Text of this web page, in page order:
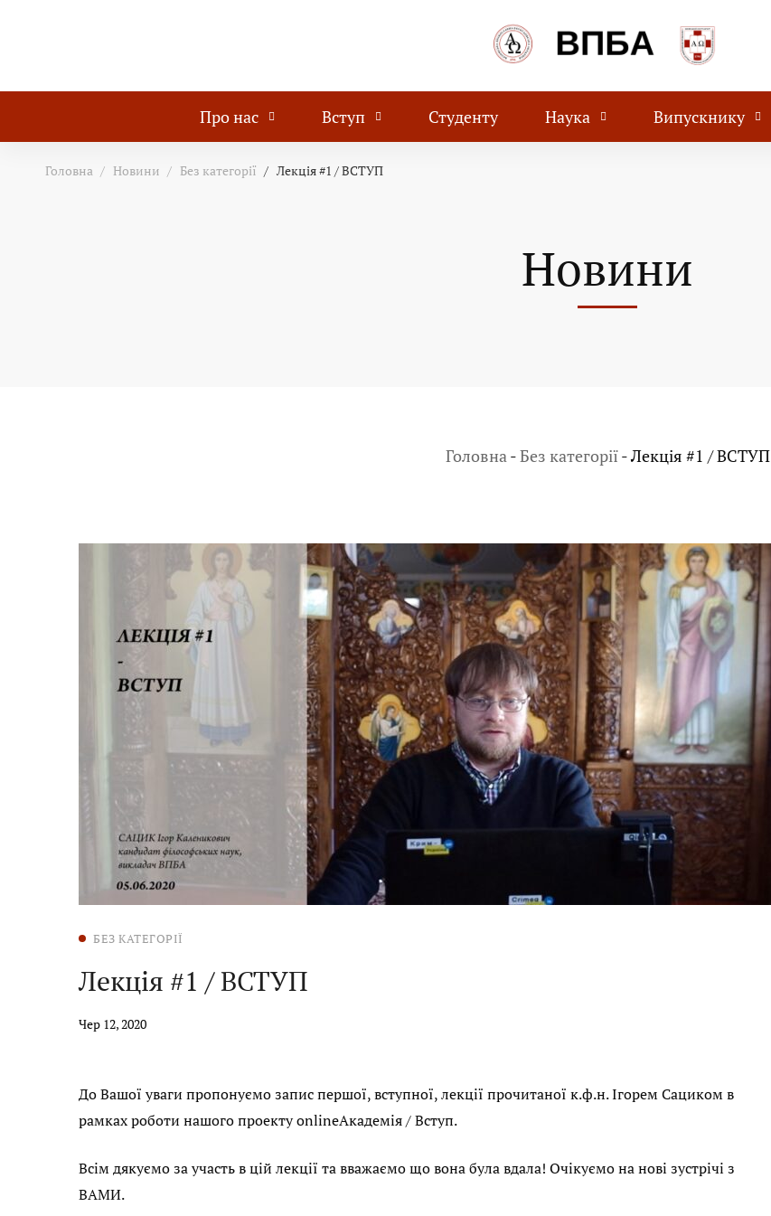
Про нас Вступ Студенту Наука Випускнику
Головна Новини Без категорії Лекція #1 / ВСТУП
Новини
Головна-Без категорії-Лекція #1 / ВСТУП
БЕЗ КАТЕГОРІЇ
Лекція #1 / ВСТУП
Чер 12, 2020
До Вашої уваги пропонуємо запис першої, вступної, лекції прочитаної к.ф.н. Ігорем Сациком в
рамках роботи нашого проекту onlineАкадемія / Вступ.
Всім дякуємо за участь в цій лекції та вважаємо що вона була вдала! Очікуємо на нові зустрічі з
ВАМИ.